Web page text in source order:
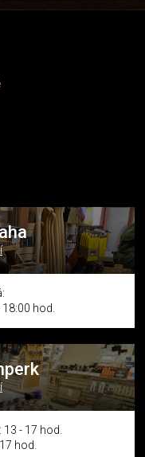
hod.
13 - 17 hod.
hod.